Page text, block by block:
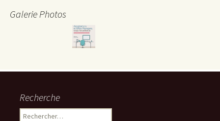
Galerie Photos
Recherche
Rechercher :